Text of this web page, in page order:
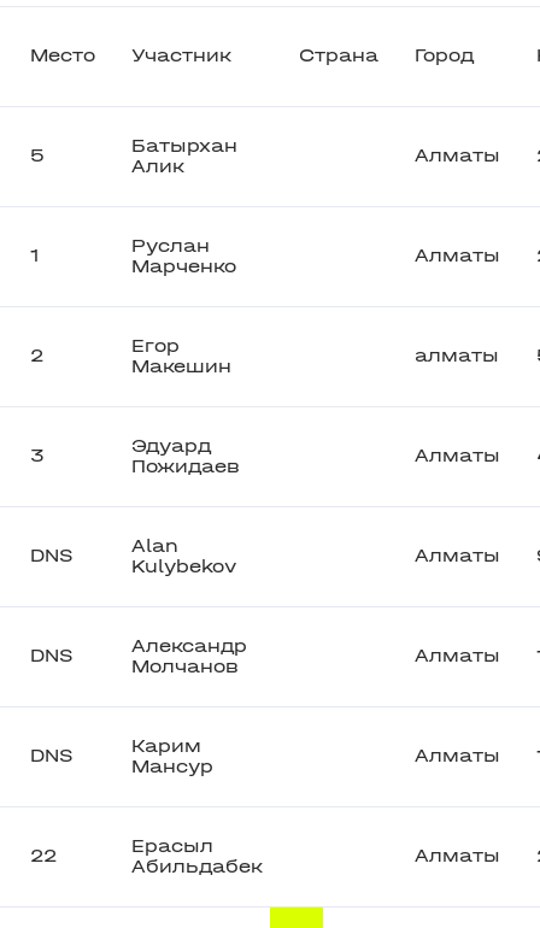
Место Участник Страна Город
5
Батырхан
Алик
Алматы
1
Руслан
Марченко
Алматы
2
Егор
Макешин
алматы
3
Эдуард
Пожидаев
Алматы
DNS
Alan
Kulybekov
Алматы
DNS
Александр
Молчанов
Алматы
DNS
Карим
Мансур
Алматы
22
Ерасыл
Абильдабек
Алматы